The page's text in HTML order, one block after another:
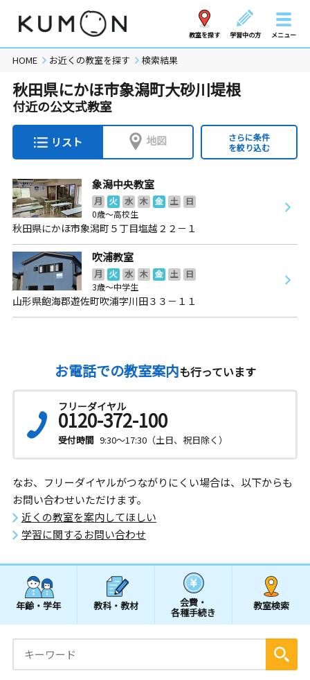
教室を探す 学習中の方 メニュー
HOME お近くの教室を探す 検索結果
秋田県にかほ市象潟町大砂川堤根
付近の公文式教室
リスト 地図
さらに条件
を絞り込む
象潟中央教室
月 火 水 木 金 土
日
0歳～高校生
秋田県にかほ市象潟町５丁目塩越２２－１
吹浦教室
月 火 水 木 金 土
日
3歳～中学生
山形県飽海郡遊佐町吹浦字川田３３－１１
お電話での教室案内も行っています
フリーダイヤル
0120-372-100
受付時間 9:30～17:30（土日、祝日除く）
なお、フリーダイヤルがつながりにくい場合は、以下からも
お問い合わせいただけます。
近くの教室を案内してほしい
学習に関するお問い合わせ
年齢・学年 教科・教材 会費・
各種手続き
教室検索